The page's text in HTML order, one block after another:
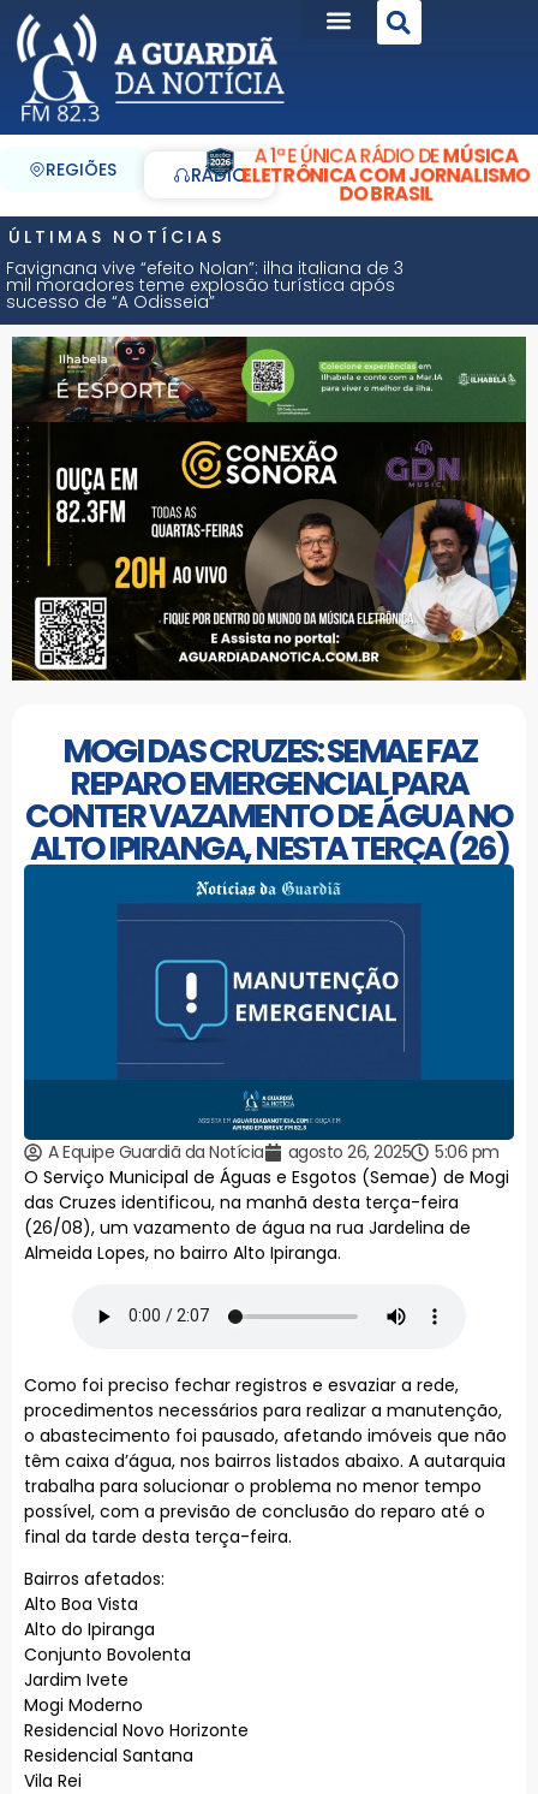
REGIÕES RÁDIO
A 1ª E ÚNICA RÁDIO DEMÚSICA
ELETRÔNICA COM JORNALISMO
DO BRASIL
ÚLTIMAS NOTÍCIAS
Favignana vive “efeito Nolan”: ilha italiana de 3
mil moradores teme explosão turística após
sucesso de “A Odisseia”
MOGI DAS CRUZES: SEMAE FAZ
REPARO EMERGENCIAL PARA
CONTER VAZAMENTO DE ÁGUA NO
ALTO IPIRANGA, NESTA TERÇA (26)
A Equipe Guardiã da Notícia agosto 26, 2025
5:06 pm
O Serviço Municipal de Águas e Esgotos (Semae) de Mogi
das Cruzes identificou, na manhã desta terça-feira
(26/08), um vazamento de água na rua Jardelina de
Almeida Lopes, no bairro Alto Ipiranga.
Como foi preciso fechar registros e esvaziar a rede,
procedimentos necessários para realizar a manutenção,
o abastecimento foi pausado, afetando imóveis que não
têm caixa d’água, nos bairros listados abaixo. A autarquia
trabalha para solucionar o problema no menor tempo
possível, com a previsão de conclusão do reparo até o
final da tarde desta terça-feira.
Bairros afetados:
Alto Boa Vista
Alto do Ipiranga
Conjunto Bovolenta
Jardim Ivete
Mogi Moderno
Residencial Novo Horizonte
Residencial Santana
Vila Rei